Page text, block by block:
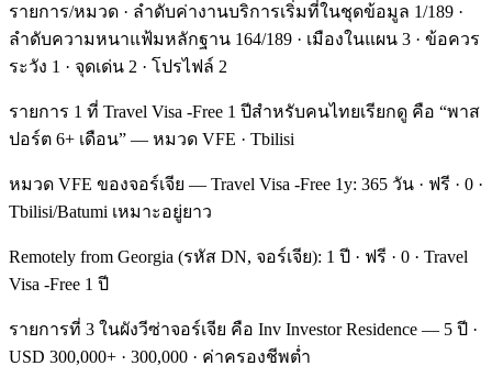
รายการ/หมวด · ลำดับค่างานบริการเริ่มที่ในชุดข้อมูล 1/189 ·
ลำดับความหนาแฟ้มหลักฐาน 164/189 · เมืองในแผน 3 · ข้อควร
ระวัง 1 · จุดเด่น 2 · โปรไฟล์ 2
รายการ 1 ที่ Travel Visa -Free 1 ปีสำหรับคนไทยเรียกดู คือ “พาส
ปอร์ต 6+ เดือน” — หมวด VFE · Tbilisi
หมวด VFE ของจอร์เจีย — Travel Visa -Free 1y: 365 วัน · ฟรี · 0 ·
Tbilisi/Batumi เหมาะอยู่ยาว
Remotely from Georgia (รหัส DN, จอร์เจีย): 1 ปี · ฟรี · 0 · Travel
Visa -Free 1 ปี
รายการที่ 3 ในผังวีซ่าจอร์เจีย คือ Inv Investor Residence — 5 ปี ·
USD 300,000+ · 300,000 · ค่าครองชีพต่ำ